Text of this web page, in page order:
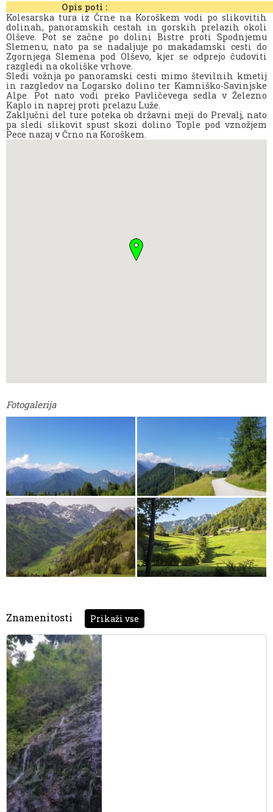
Opis poti :
Kolesarska tura iz Črne na Koroškem vodi po slikovitih
dolinah, panoramskih cestah in gorskih prelazih okoli
Olševe. Pot se začne po dolini Bistre proti Spodnjemu
Slemenu, nato pa se nadaljuje po makadamski cesti do
Zgornjega Slemena pod Olševo, kjer se odprejo čudoviti
razgledi na okoliške vrhove.
Sledi vožnja po panoramski cesti mimo številnih kmetij
in razgledov na Logarsko dolino ter Kamniško-Savinjske
Alpe. Pot nato vodi preko Pavličevega sedla v Železno
Kaplo in naprej proti prelazu Luže.
Zaključni del ture poteka ob državni meji do Prevalj, nato
pa sledi slikovit spust skozi dolino Tople pod vznožjem
Pece nazaj v Črno na Koroškem.
Fotogalerija
Znamenitosti Prikaži vse